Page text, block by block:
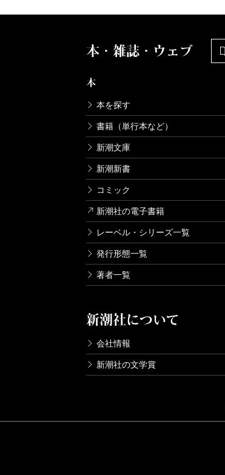
本・雑誌・ウェブ
本
本を探す
書籍（単行本など）
新潮文庫
新潮新書
コミック
新潮社の電子書籍
レーベル・シリーズ一覧
発行形態一覧
著者一覧
新潮社について
会社情報
新潮社の文学賞